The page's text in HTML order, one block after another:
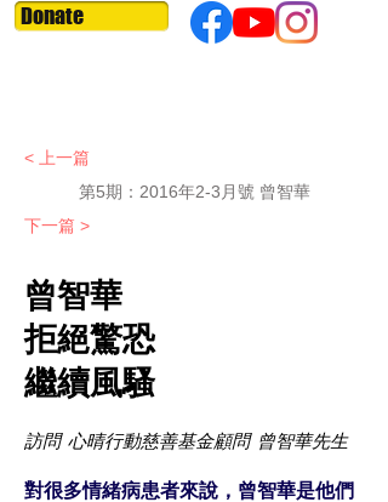
Donate
< 上一篇
第5期：2016年2-3月號 曾智華
下一篇 >
曾智華
拒絕驚恐
繼續風騷
訪問 心晴行動慈善基金顧問 曾智華先生
對很多情緒病患者來說，曾智華是他們